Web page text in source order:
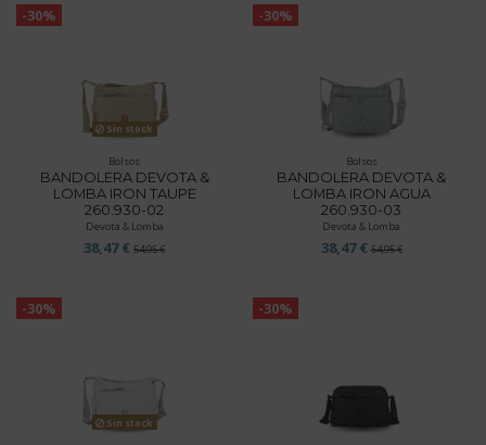
-30%
Sin stock
Bolsos
BANDOLERA DEVOTA &
LOMBA IRON TAUPE
260.930-02
Devota & Lomba
38,47 €54,95 €
-30%
Bolsos
BANDOLERA DEVOTA &
LOMBA IRON AGUA
260.930-03
Devota & Lomba
38,47 € 54,95 €
-30%
Sin stock
-30%